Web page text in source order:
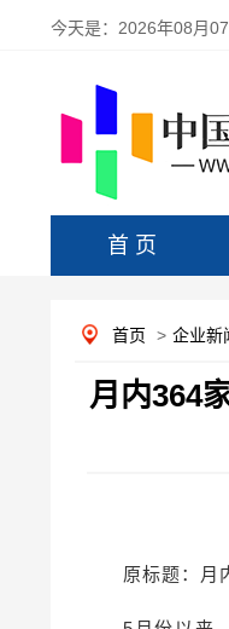
今天是： 2026年08月
首 页
首页 > 企业新
月内364
原标题：月